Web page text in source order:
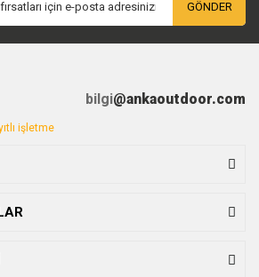
GÖNDER
bilgi@ankaoutdoor.com